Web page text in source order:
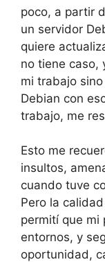
poco, a partir
un servidor
quiere
no tiene caso,
mi trabajo
Debian con
trabajo, me
Esto me
insultos,
cuando tuve
Pero la
permití que mi
entornos, y
oportunidad,